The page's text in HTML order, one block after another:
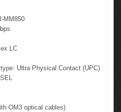
MM850
LC
Ultra Physical Contact (UPC)
OM3 optical cables)